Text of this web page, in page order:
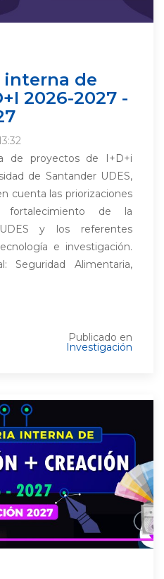
interna de
2026-2027 -
de proyectos de I+D+i
de Santander UDES,
cuenta las priorizaciones
fortalecimiento de la
y los referentes
e investigación.
Seguridad Alimentaria,
Publicado en
Investigación